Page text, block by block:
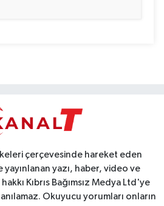
çerçevesinde hareket eden
yazı, haber, video ve
Kıbrıs Bağımsız Medya Ltd'ye
Okuyucu yorumları onların